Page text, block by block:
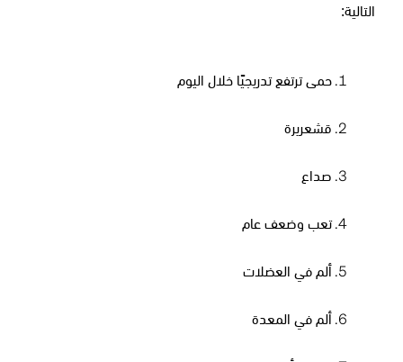
التالية:
حمى ترتفع تدريجيًا خلال اليوم
قشعريرة
صداع
تعب وضعف عام
ألم في العضلات
ألم في المعدة